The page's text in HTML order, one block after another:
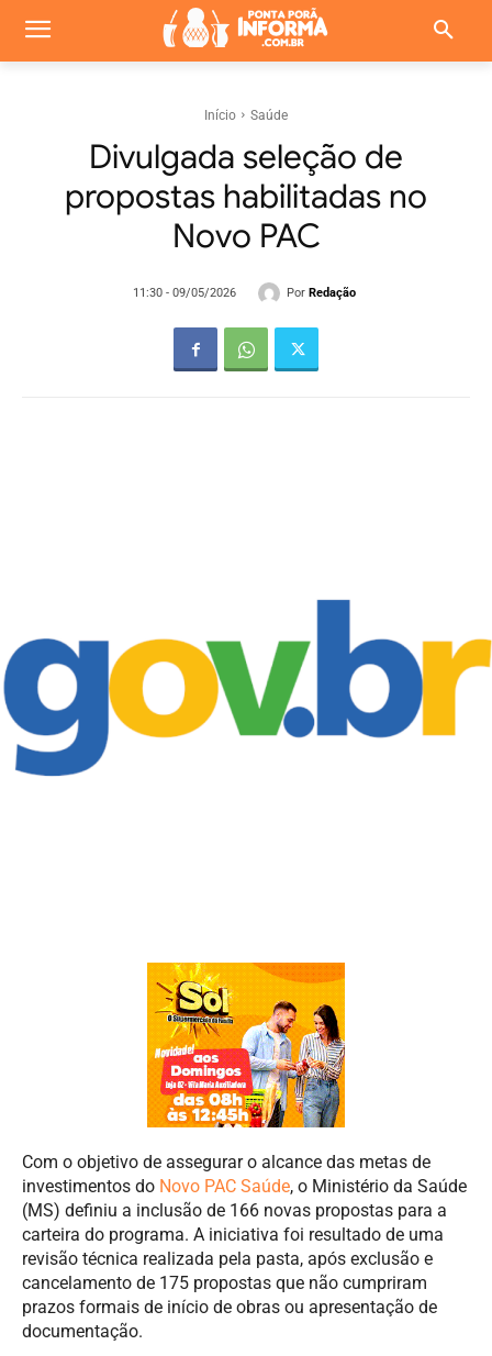
Início Saúde
Divulgada seleção de
propostas habilitadas no
Novo PAC
11:30 - 09/05/2026 Por Redação
Com o objetivo de assegurar o alcance das metas de
investimentos do Novo PAC Saúde, o Ministério da Saúde
(MS) definiu a inclusão de 166 novas propostas para a
carteira do programa. A iniciativa foi resultado de uma
revisão técnica realizada pela pasta, após exclusão e
cancelamento de 175 propostas que não cumpriram
prazos formais de início de obras ou apresentação de
documentação.